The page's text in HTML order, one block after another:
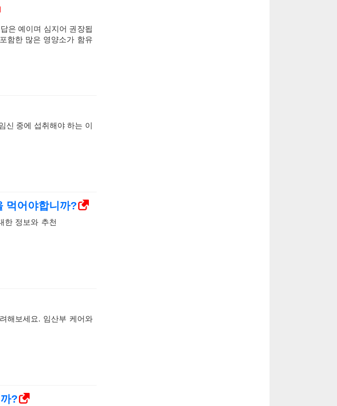
은 예이며 심지어 권장됩
함한 많은 영양소가 함유
신 중에 섭취해야 하는 이
먹어야합니까?
한 정보와 추천
해보세요. 임산부 케어와
?